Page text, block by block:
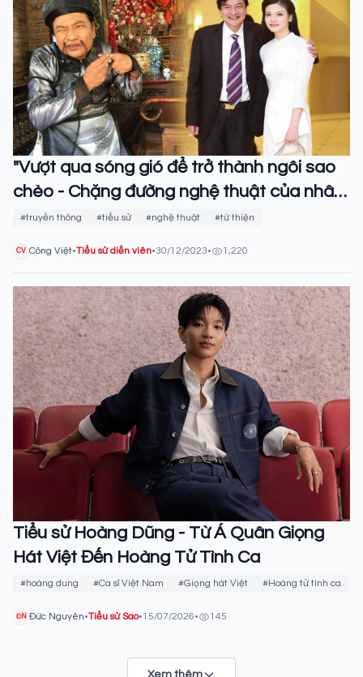
"Vượt qua sóng gió để trở thành ngôi sao
chèo - Chặng đường nghệ thuật của nhân
vật Quốc Anh"
#truyền thông #tiểu sử #nghệ thuật #từ thiện
CV Công Việt•Tiểu sử diễn viên•30/12/2023• 1,220
Tiểu sử Hoàng Dũng - Từ Á Quân Giọng
Hát Việt Đến Hoàng Tử Tình Ca
#hoàng dung #Ca sĩ Việt Nam #Giọng hát Việt #Hoàng tử tình ca
ĐN Đức Nguyên•Tiểu sử Sao•15/07/2026• 145